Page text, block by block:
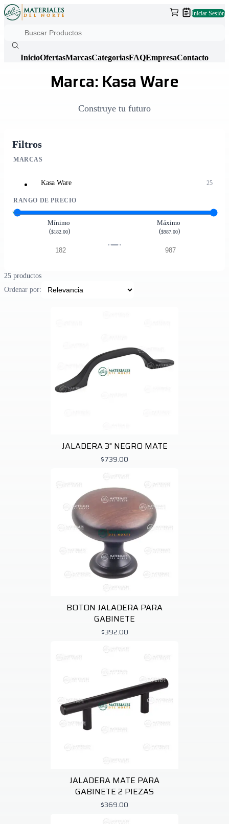
Iniciar Sesión
InicioOfertasMarcasCategoriasFAQEmpresaContacto
Marca: Kasa Ware
Construye tu futuro
Filtros
MARCAS
Kasa Ware 25
RANGO DE PRECIO
Mínimo
($182.00)
Máximo
($987.00)
25 productos
Ordenar por:
JALADERA 3" NEGRO MATE
$739.00
BOTON JALADERA PARA
GABINETE
$392.00
JALADERA MATE PARA
GABINETE 2 PIEZAS
$369.00